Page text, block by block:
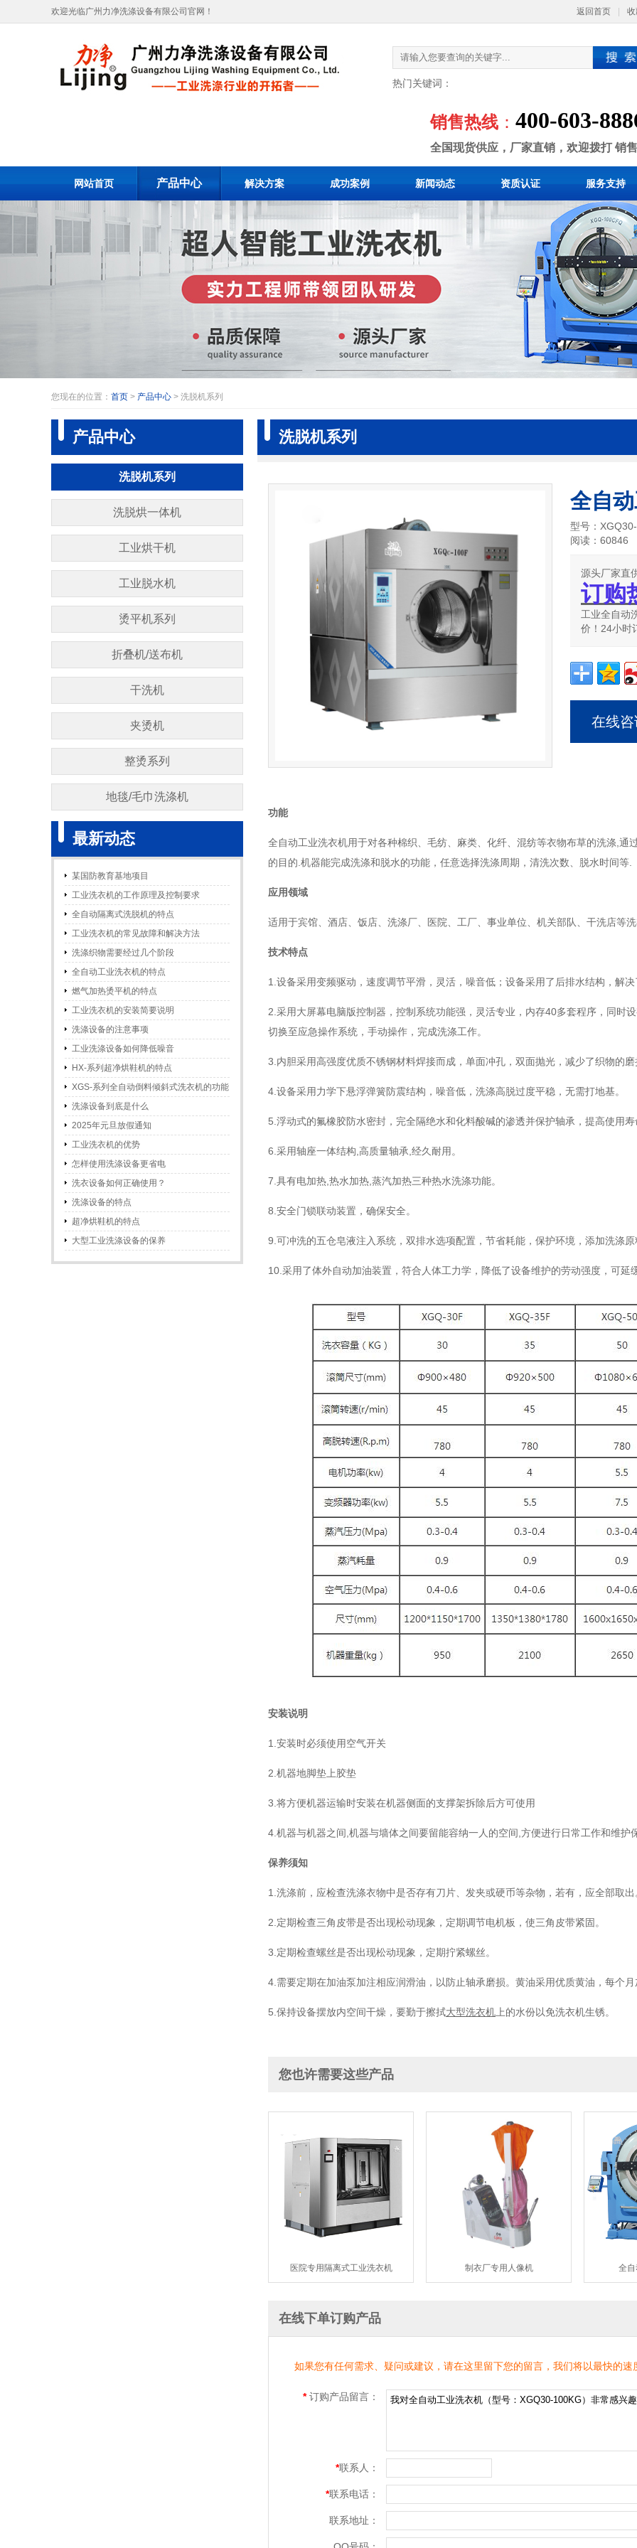
欢迎光临广州力净洗涤设备有限公司官网！ 返回首页
热门关键词：
销售热线 ： 400-603-
全国现货供应，厂家直销，欢迎拨打 销
网站首页 产品中心 解决方案 成功案例 新闻动态 资质认证 服务支持
您现在的位置： 首页 > 产品中心 > 洗脱机系列
产品中心
洗脱机系列
洗脱烘一体机
工业烘干机
工业脱水机
烫平机系列
折叠机/送布机
干洗机
夹烫机
整烫系列
地毯/毛巾洗涤机
最新动态
某国防教育基地项目
工业洗衣机的工作原理及控制要求
全自动隔离式洗脱机的特点
工业洗衣机的常见故障和解决方法
洗涤织物需要经过几个阶段
全自动工业洗衣机的特点
燃气加热烫平机的特点
工业洗衣机的安装简要说明
洗涤设备的注意事项
工业洗涤设备如何降低噪音
HX-系列超净烘鞋机的特点
XGS-系列全自动倒料倾斜式洗衣机的功能
和特点
洗涤设备到底是什么
2025年元旦放假通知
工业洗衣机的优势
怎样使用洗涤设备更省电
洗衣设备如何正确使用？
洗涤设备的特点
超净烘鞋机的特点
大型工业洗涤设备的保养
洗脱机系列
全自
型号：
阅读：60846
源头厂家直
订购
工业全自动
价！24小时
在线
功能
全自动工业洗衣机用于对各种棉织、毛纺、麻类、化纤、混纺等衣物布草的洗涤,
的目的.机器能完成洗涤和脱水的功能，任意选择洗涤周期，清洗次数、脱水时间等.
应用领域
适用于宾馆、酒店、饭店、洗涤厂、医院、工厂、事业单位、机关部队、干洗店等
技术特点
1.设备采用变频驱动，速度调节平滑，灵活，噪音低；设备采用了后排水结构，解
2.采用大屏幕电脑版控制器，控制系统功能强，灵活专业，内存40多套程序，同时
切换至应急操作系统，手动操作，完成洗涤工作。
3.内胆采用高强度优质不锈钢材料焊接而成，单面冲孔，双面抛光，减少了织物的磨
4.设备采用力学下悬浮弹簧防震结构，噪音低，洗涤高脱过度平稳，无需打地基。
5.浮动式的氟橡胶防水密封，完全隔绝水和化料酸碱的渗透并保护轴承，提高使用寿
6.采用轴座一体结构,高质量轴承,经久耐用。
7.具有电加热,热水加热,蒸汽加热三种热水洗涤功能。
8.安全门锁联动装置，确保安全。
9.可冲洗的五仓皂液注入系统，双排水选项配置，节省耗能，保护环境，添加洗涤
10.采用了体外自动加油装置，符合人体工力学，降低了设备维护的劳动强度，可延
安装说明
1.安装时必须使用空气开关
2.机器地脚垫上胶垫
3.将方便机器运输时安装在机器侧面的支撑架拆除后方可使用
4.机器与机器之间,机器与墙体之间要留能容纳一人的空间,方便进行日常工作和维护
保养须知
1.洗涤前，应检查洗涤衣物中是否存有刀片、发夹或硬币等杂物，若有，应全部取出
2.定期检查三角皮带是否出现松动现象，定期调节电机板，使三角皮带紧固。
3.定期检查螺丝是否出现松动现象，定期拧紧螺丝。
4.需要定期在加油泵加注相应润滑油，以防止轴承磨损。黄油采用优质黄油，每个
5.保持设备摆放内空间干燥，要勤于擦拭大型洗衣机 上的水份以免洗衣机生锈。
您也许需要这些产品
医院专用隔离式工业洗衣机 制衣厂专用人像机 全
在线下单订购产品
如果您有任何需求、疑问或建议，请在这里留下您的留言，我们将以最快的速
*订购产品留言：
*联系人：
*联系电话：
联系地址：